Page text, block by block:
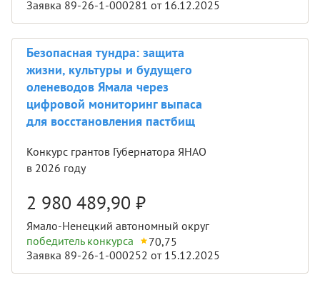
Заявка 89-26-1-000281 от 16.12.2025
Безопасная тундра: защита
жизни, культуры и будущего
оленеводов Ямала через
цифровой мониторинг выпаса
для восстановления пастбищ
Конкурс грантов Губернатора ЯНАО
в 2026 году
2 980 489,90 ₽
Ямало-Ненецкий автономный округ
победитель конкурса
70,75
Заявка 89-26-1-000252 от 15.12.2025